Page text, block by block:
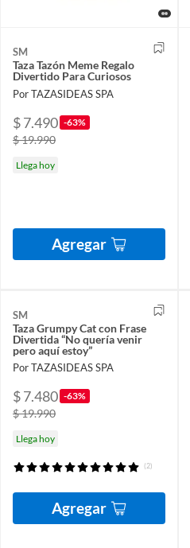
SM
Taza Tazón Meme Regalo
Divertido Para Curiosos
Por TAZASIDEAS SPA
$ 7.490 -63%
$ 19.990
Llega hoy
Agregar
SM
Taza Grumpy Cat con Frase
Divertida “No quería venir
pero aquí estoy”
Por TAZASIDEAS SPA
$ 7.480 -63%
$ 19.990
Llega hoy
(2)
Agregar